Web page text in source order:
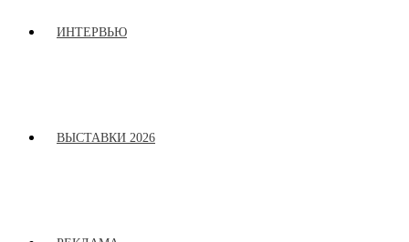
ИНТЕРВЬЮ
ВЫСТАВКИ 2026